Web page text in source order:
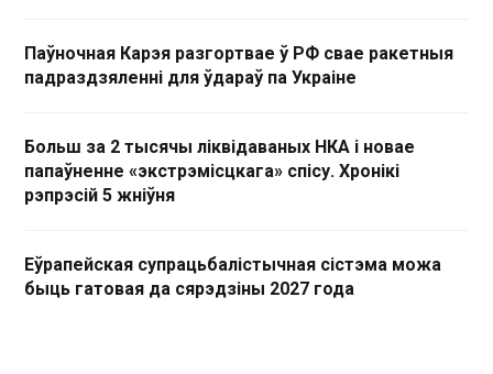
Паўночная Карэя разгортвае ў РФ свае ракетныя
падраздзяленні для ўдараў па Украіне
Больш за 2 тысячы ліквідаваных НКА і новае
папаўненне «экстрэмісцкага» спісу. Хронікі
рэпрэсій 5 жніўня
Еўрапейская супрацьбалістычная сістэма можа
быць гатовая да сярэдзіны 2027 года